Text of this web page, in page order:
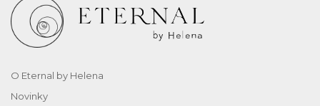
O Eternal by Helena
Novinky